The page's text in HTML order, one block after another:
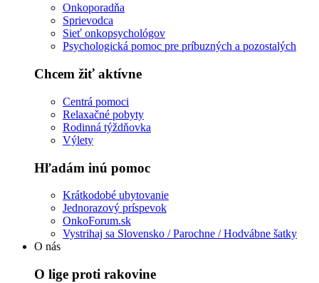
Onkoporadňa
Sprievodca
Sieť onkopsychológov
Psychologická pomoc pre príbuzných a pozostalých
Chcem žiť aktívne
Centrá pomoci
Relaxačné pobyty
Rodinná týždňovka
Výlety
Hľadám inú pomoc
Krátkodobé ubytovanie
Jednorazový príspevok
OnkoForum.sk
Vystrihaj sa Slovensko / Parochne / Hodvábne šatky
O nás
O lige proti rakovine